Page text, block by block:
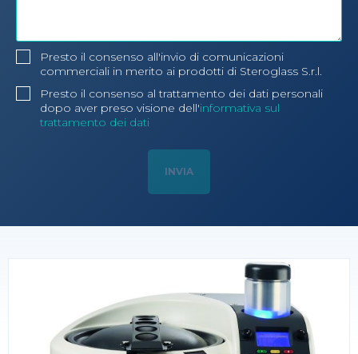
Presto il consenso all'invio di comunicazioni
commerciali in merito ai prodotti di Steroglass S.r.l.
Presto il consenso al trattamento dei dati personali
dopo aver preso visione dell'informativa sul
trattamento dei dati